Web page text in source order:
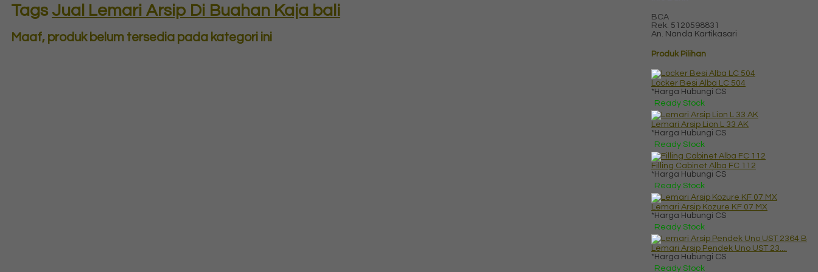
Tags Jual Lemari Arsip Di Buahan Kaja bali
Maaf, produk belum tersedia pada kategori ini
BCA
Rek. 5120598831
An. Nanda Kartikasari
Produk Pilihan
Locker Besi Alba LC 504
*Harga Hubungi CS
Ready Stock
Lemari Arsip Lion L 33 AK
*Harga Hubungi CS
Ready Stock
Filling Cabinet Alba FC 112
*Harga Hubungi CS
Ready Stock
Lemari Arsip Kozure KF 07 MX
*Harga Hubungi CS
Ready Stock
Lemari Arsip Pendek Uno UST 23....
*Harga Hubungi CS
Ready Stock